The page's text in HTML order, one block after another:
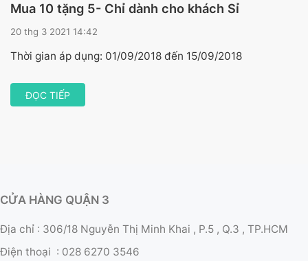
Mua 10 tặng 5- Chỉ dành cho khách Sỉ
20 thg 3 2021 14:42
Thời gian áp dụng: 01/09/2018 đến 15/09/2018
ĐỌC TIẾP
CỬA HÀNG QUẬN 3
Địa chỉ : 306/18 Nguyễn Thị Minh Khai , P.5 , Q.3 , TP.HCM
Điện thoại : 028 6270 3546